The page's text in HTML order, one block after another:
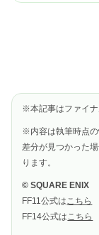
※本記事はファイナ
※内容は執筆時点
差分が見つかった
ります。
© SQUARE ENIX
FF11公式は こちら
FF14公式は こちら